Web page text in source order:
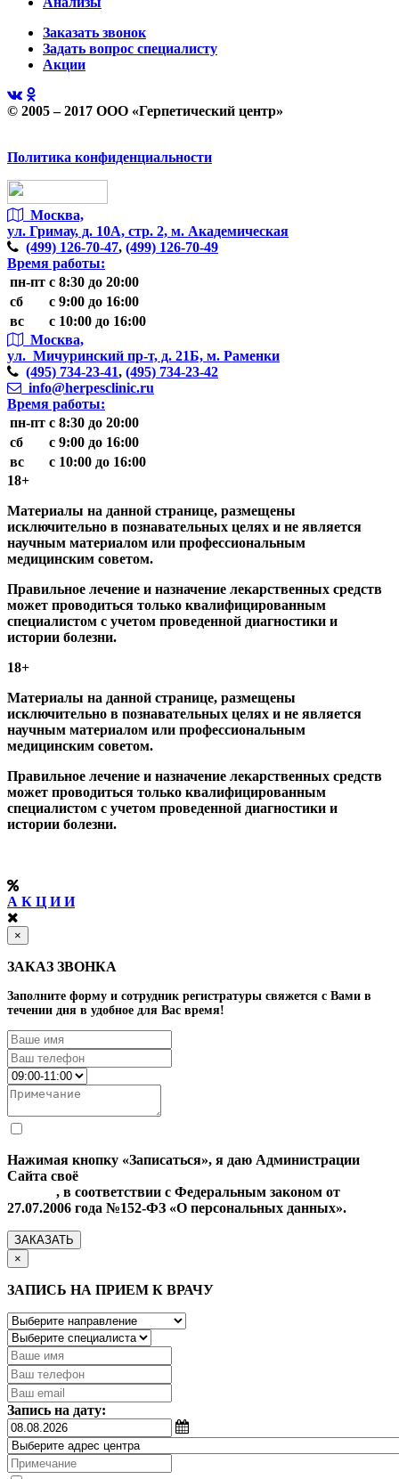
Заказать звонок
Задать вопрос специалисту
Акции
© 2005 – 2017 ООО «Герпетический центр»
Политика конфиденциальности
Москва,
ул. Гримау, д. 10А, стр. 2, м. Академическая
(499) 126-70-47, (499) 126-70-49
Время работы:
пн-пт с 8:30 до 20:00
сб
с 9:00 до 16:00
вс
с 10:00 до 16:00
Москва,
ул. Мичуринский пр-т, д. 21Б, м. Раменки
(495) 734-23-41, (495) 734-23-42
info@herpesclinic.ru
Время работы:
пн-пт с 8:30 до 20:00
сб
с 9:00 до 16:00
вс
с 10:00 до 16:00
18+
Материалы на данной странице, размещены
исключительно в познавательных целях и не является
научным материалом или профессиональным
медицинским советом.
Правильное лечение и назначение лекарственных средств
может проводиться только квалифицированным
специалистом с учетом проведенной диагностики и
истории болезни.
18+
Материалы на данной странице, размещены
исключительно в познавательных целях и не является
научным материалом или профессиональным
медицинским советом.
Правильное лечение и назначение лекарственных средств
может проводиться только квалифицированным
специалистом с учетом проведенной диагностики и
истории болезни.
А К Ц И И
×
ЗАКАЗ ЗВОНКА
Заполните форму и сотрудник регистратуры свяжется с Вами в
течении дня в удобное для Вас время!
Нажимая кнопку «Записаться», я даю Администрации
Сайта своё
, в соответствии с Федеральным законом от
27.07.2006 года №152-ФЗ «О персональных данных».
ЗАКАЗАТЬ
×
ЗАПИСЬ НА ПРИЕМ К ВРАЧУ
Запись на дату: